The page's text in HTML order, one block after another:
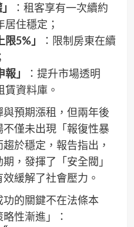
：租客享有一次續約
住穩定；
5%」
：限制房東在續
」
：提升市場透明
賃資料庫。
預期漲租，但兩年後
僅未出現「報復性暴
於穩定，報告指出，
，發揮了「安全閥」
緩解了社會壓力。
的關鍵不在法條本
性漸進」：